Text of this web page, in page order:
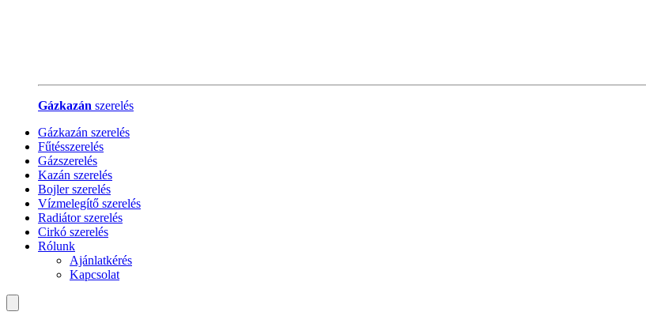
Gázkazán szerelés
Gázkazán szerelés
Fűtésszerelés
Gázszerelés
Kazán szerelés
Bojler szerelés
Vízmelegítő szerelés
Radiátor szerelés
Cirkó szerelés
Rólunk
Ajánlatkérés
Kapcsolat